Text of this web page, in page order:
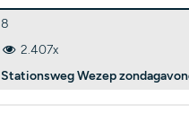
8
2.407x
Stationsweg Wezep